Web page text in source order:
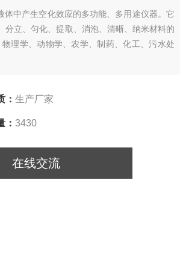
中产生空化效应的多功能、多用途仪器。它
立、匀化、提取、消泡、清晰、纳米材料的
理学、动物学、农学、制药、化工、污水处
： 生产厂家
3430
在线交流